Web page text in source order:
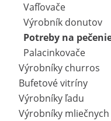
Vafľovače
Výrobník donutov
Potreby na
Palacinkovače
Výrobníky churros
Bufetové vitríny
Výrobníky ľadu
Výrobníky